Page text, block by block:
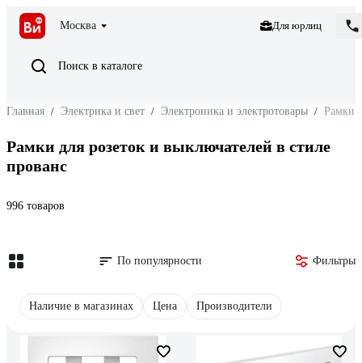
Москва Для юрлиц
Поиск в каталоге
Главная / Электрика и свет / Электроника и электротовары / Рамки
Рамки для розеток и выключателей в стиле
прованс
996 товаров
По популярности Фильтры
Наличие в магазинах Цена Производители